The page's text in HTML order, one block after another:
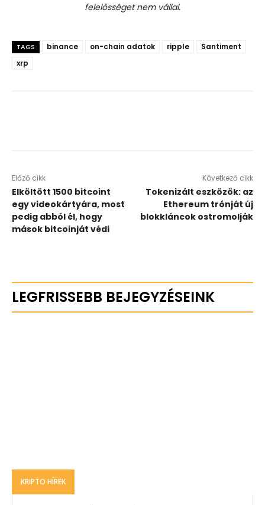
felelősséget nem vállal.
TAGS binance on-chain adatok ripple
Santiment
xrp
Előző cikk
Elköltött 1500 bitcoint
egy videokártyára, most
pedig abból él, hogy
mások bitcoinját védi
Következő cikk
Tokenizált eszközök: az
Ethereum trónját új
blokkláncok ostromolják
LEGFRISSEBB BEJEGYZÉSEINK
KRIPTO HÍREK